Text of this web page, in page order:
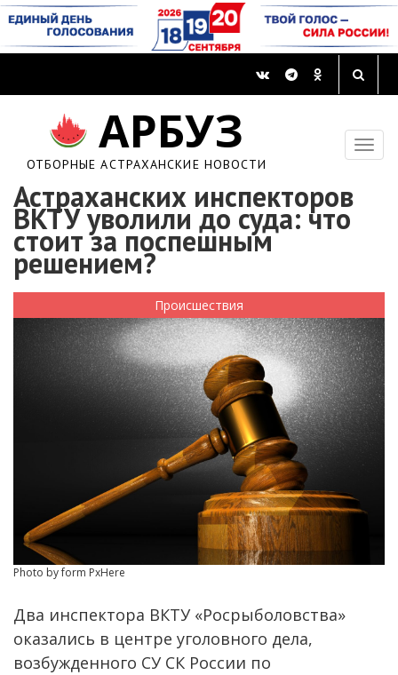
АРБУЗ
ОТБОРНЫЕ АСТРАХАНСКИЕ НОВОСТИ
Астраханских инспекторов
ВКТУ уволили до суда: что
стоит за поспешным
решением?
Происшествия
Photo by form PxHere
Два инспектора ВКТУ «Росрыболовства»
оказались в центре уголовного дела,
возбужденного СУ СК России по